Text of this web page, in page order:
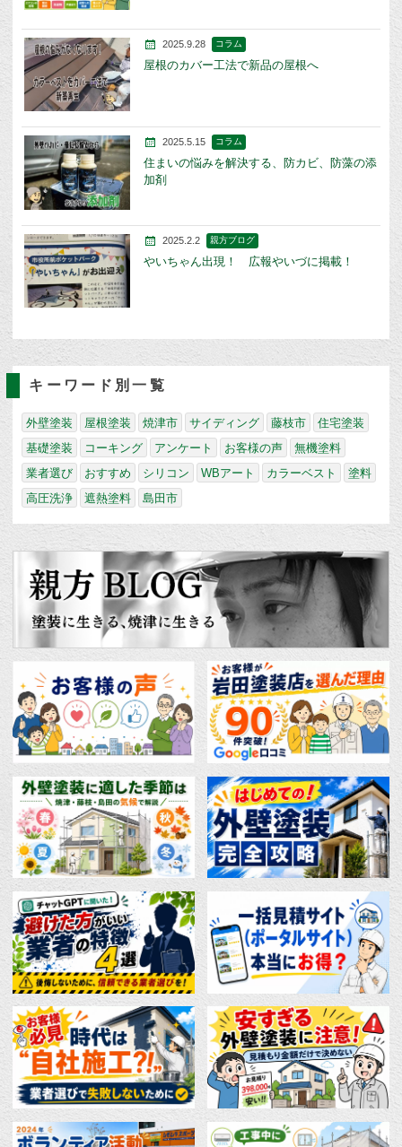
2025.9.28 コラム
屋根のカバー工法で新品の屋根へ
2025.5.15 コラム
住まいの悩みを解決する、防カビ、防藻の添
加剤
2025.2.2 親方ブログ
やいちゃん出現！ 広報やいづに掲載！
キーワード別一覧
外壁塗装 屋根塗装 焼津市 サイディング 藤枝市
住宅塗装
基礎塗装
コーキング アンケート お客様の声
無機塗料
業者選び
おすすめ シリコン WBアート カラーベスト
塗料
高圧洗浄
遮熱塗料 島田市